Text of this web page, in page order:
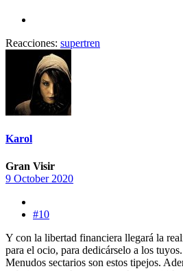
Reacciones: supertren
Karol
Gran Visir
9 October 2020
#10
Y con la libertad financiera llegará la
para el ocio, para dedicárselo a los
Menudos sectarios son estos tipejos.